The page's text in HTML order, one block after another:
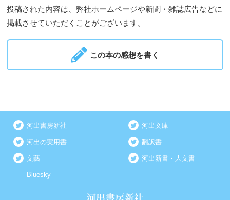
投稿された内容は、弊社ホームページや新聞・雑誌広告などに
掲載させていただくことがございます。
この本の感想を書く
河出書房新社 河出文庫
河出の実用書 翻訳書
文藝 河出新書・人文書
Bluesky